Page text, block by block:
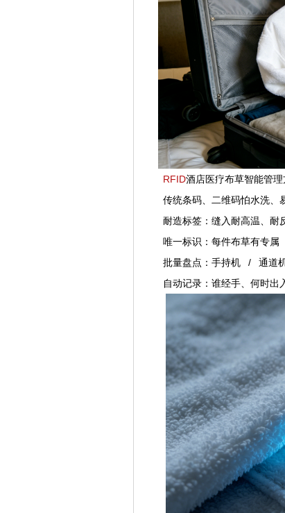
RFID酒店医疗布草智能管
传统条码、二维码怕水洗、
耐造标签：缝入耐高温、耐
唯一标识：每件布草有专属
批量盘点：手持机 / 通道机
自动记录：谁经手、何时出